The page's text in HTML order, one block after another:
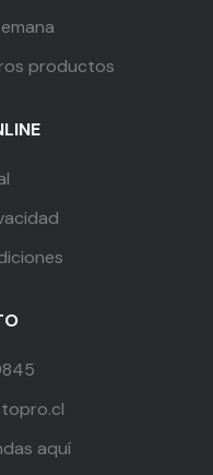
productos
aquí